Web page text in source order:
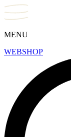
MENU
WEBSHOP